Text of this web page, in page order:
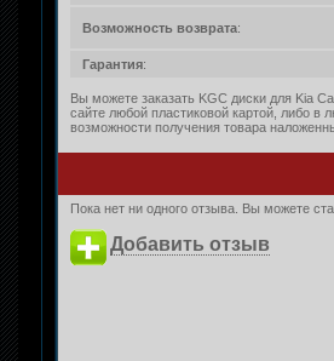
Возможность возврата:
Гарантия:
Вы можете заказать KGC диски для Kia
сайте любой пластиковой картой, либо
возможности получения товара
Пока нет ни одного отзыва. Вы можете
Добавить отзыв